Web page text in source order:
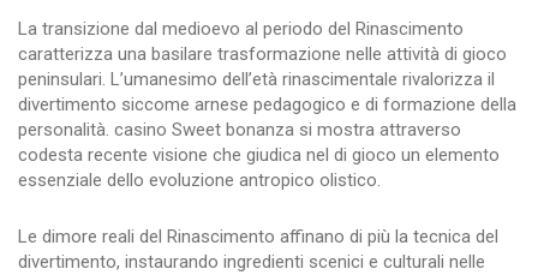
La transizione dal medioevo al periodo del Rinascimento
caratterizza una basilare trasformazione nelle attività di gioco
peninsulari. L’umanesimo dell’età rinascimentale rivalorizza il
divertimento siccome arnese pedagogico e di formazione della
personalità. casino Sweet bonanza si mostra attraverso
codesta recente visione che giudica nel di gioco un elemento
essenziale dello evoluzione antropico olistico.
Le dimore reali del Rinascimento affinano di più la tecnica del
divertimento, instaurando ingredienti scenici e culturali nelle